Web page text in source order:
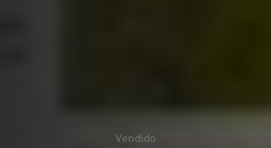
Vendido